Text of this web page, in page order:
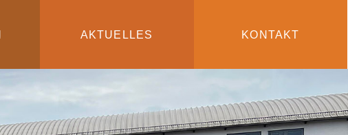
AKTUELLES KONTAKT